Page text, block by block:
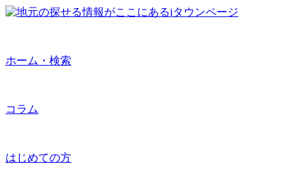
ホーム・検索
コラム
はじめての方